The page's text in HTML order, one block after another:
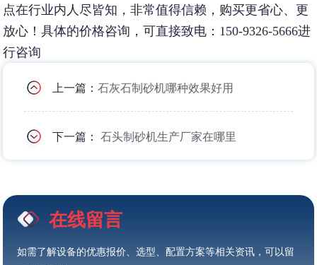
点在行业内人尽皆知，非常值得信赖，购买更省心、更
放心！具体的价格咨询，可直接致电：150-9326-5666进
行咨询
上一篇：石灰石制砂机哪种效果好用
下一篇：石头制砂机生产厂家在哪里
在线留言
如需了解设备的优惠报价、选型、配置方案等相关资讯，可以留